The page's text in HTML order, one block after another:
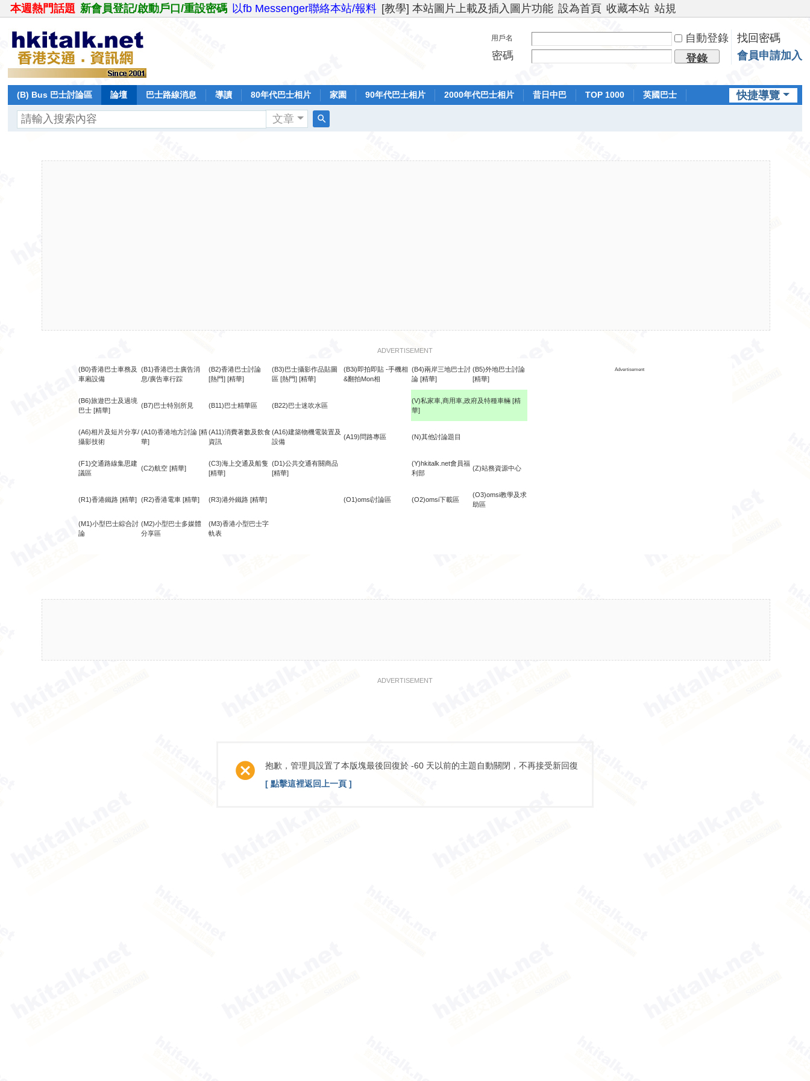
本週熱門話題 新會員登記/啟動戶口/重設密碼 以fb Messenger聯絡本站/報料 [教學] 本站圖片上載及插入圖片功能 設為首頁 收藏本站 站規
用戶名 自動登錄
找回密碼
密碼
登錄 會員申請加入
快捷導覽
(B) Bus 巴士討論區 論壇 巴士路線消息 導讀 80年代巴士相片 家園 90年代巴士相片 2000年代巴士相片 昔日中巴 TOP 1000
英國巴士
文章
ADVERTISEMENT
(B0)香港巴士車務及
車廂設備
(B1)香港巴士廣告消
息/廣告車行踪
(B2)香港巴士討論
[熱門] [精華]
(B3)巴士攝影作品貼圖
區 [熱門] [精華]
(B3i)即拍即貼 -手機相
&翻拍Mon相
(B4)兩岸三地巴士討
論 [精華]
(B5)外地巴士討論
[精華]
Advertisement
(B6)旅遊巴士及過境
巴士 [精華]
(B7)巴士特別所見 (B11)巴士精華區 (B22)巴士迷吹水區
(V)私家車,商用車,政府及特種車輛 [精
華]
(A6)相片及短片分享/
攝影技術
(A10)香港地方討論 [精
華]
(A11)消費著數及飲食
資訊
(A16)建築物機電裝置及
設備
(A19)問路專區 (N)其他討論題目
(F1)交通路線集思建
議區
(C2)航空 [精華]
(C3)海上交通及船隻
[精華]
(D1)公共交通有關商品
[精華]
(Y)hkitalk.net會員福
利部
(Z)站務資源中心
(R1)香港鐵路 [精華] (R2)香港電車 [精華] (R3)港外鐵路 [精華] (O1)omsi討論區 (O2)omsi下載區
(O3)omsi教學及求
助區
(M1)小型巴士綜合討
論
(M2)小型巴士多媒體
分享區
(M3)香港小型巴士字
軌表
ADVERTISEMENT
抱歉，管理員設置了本版塊最後回復於 -60 天以前的主題自動關閉，不再接受新回復
[ 點擊這裡返回上一頁 ]